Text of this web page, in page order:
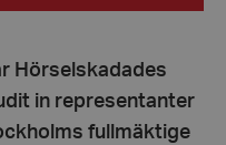
Hörselskadades
in representanter
fullmäktige